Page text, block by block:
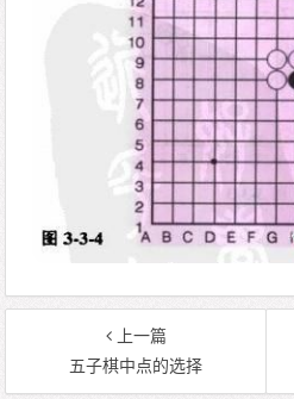
上一篇
五子棋中点的选择